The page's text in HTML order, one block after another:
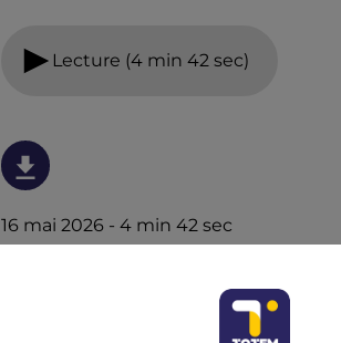
Lecture (4 min 42 sec)
16 mai 2026 - 4 min 42 sec
Ecoutez sur Totem l'information à
Nord du Lot et le pays sarladais avec